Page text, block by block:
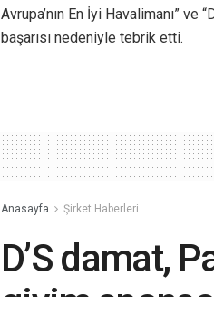
Avrupa’nın En İyi Havalimanı” ve
başarısı nedeniyle tebrik etti.
Anasayfa Şirket Haberleri
D’S damat,
giyim